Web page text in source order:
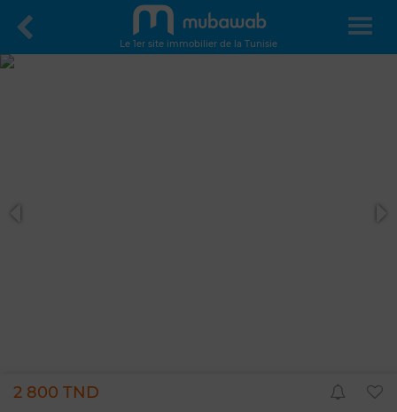
Le 1er site immobilier de la Tunisie
2 800 TND